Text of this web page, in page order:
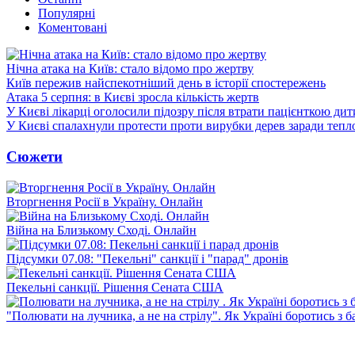
Популярні
Коментовані
Нічна атака на Київ: стало відомо про жертву
Київ пережив найспекотніший день в історії спостережень
Атака 5 серпня: в Києві зросла кількість жертв
У Києві лікарці оголосили підозру після втрати пацієнткою
У Києві спалахнули протести проти вирубки дерев заради
Сюжети
Вторгнення Росії в Україну. Онлайн
Війна на Близькому Сході. Онлайн
Підсумки 07.08: "Пекельні" санкції і "парад" дронів
Пекельні санкції. Рішення Сената США
"Полювати на лучника, а не на стрілу". Як Україні боротись з